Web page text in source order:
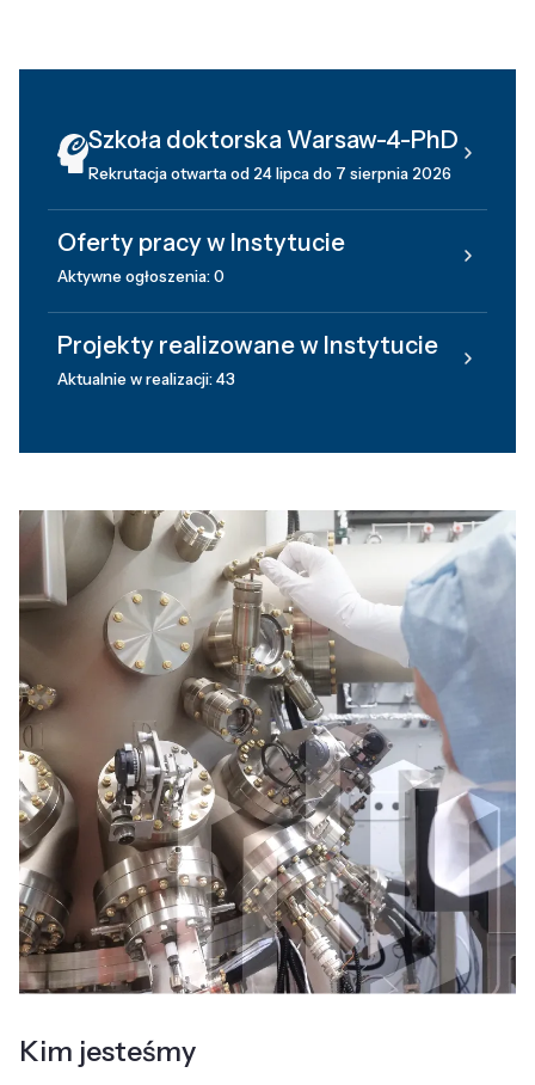
Szkoła doktorska Warsaw-4-PhD
Rekrutacja otwarta od 24 lipca do 7 sierpnia 2026
Oferty pracy w Instytucie
Aktywne ogłoszenia: 0
Projekty realizowane w Instytucie
Aktualnie w realizacji: 43
Kim jesteśmy